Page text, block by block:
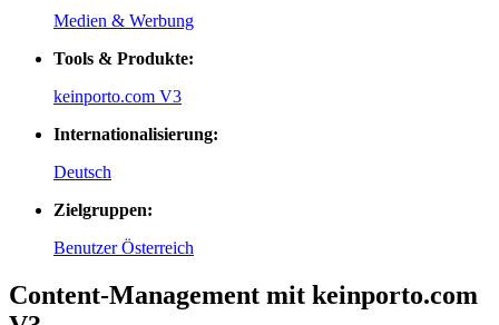
Medien & Werbung
Tools & Produkte:
keinporto.com V3
Internationalisierung:
Deutsch
Zielgruppen:
Benutzer Österreich
Content-Management mit keinporto.com